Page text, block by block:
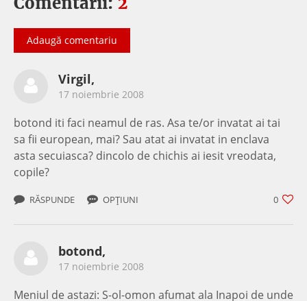
Adaugă comentariu
Virgil,
17 noiembrie 2008
botond iti faci neamul de ras. Asa te/or invatat ai tai
sa fii european, mai? Sau atat ai invatat in enclava
asta secuiasca? dincolo de chichis ai iesit vreodata,
copile?
0
RĂSPUNDE OPȚIUNI
botond,
17 noiembrie 2008
Meniul de astazi: S-ol-omon afumat ala Inapoi de unde